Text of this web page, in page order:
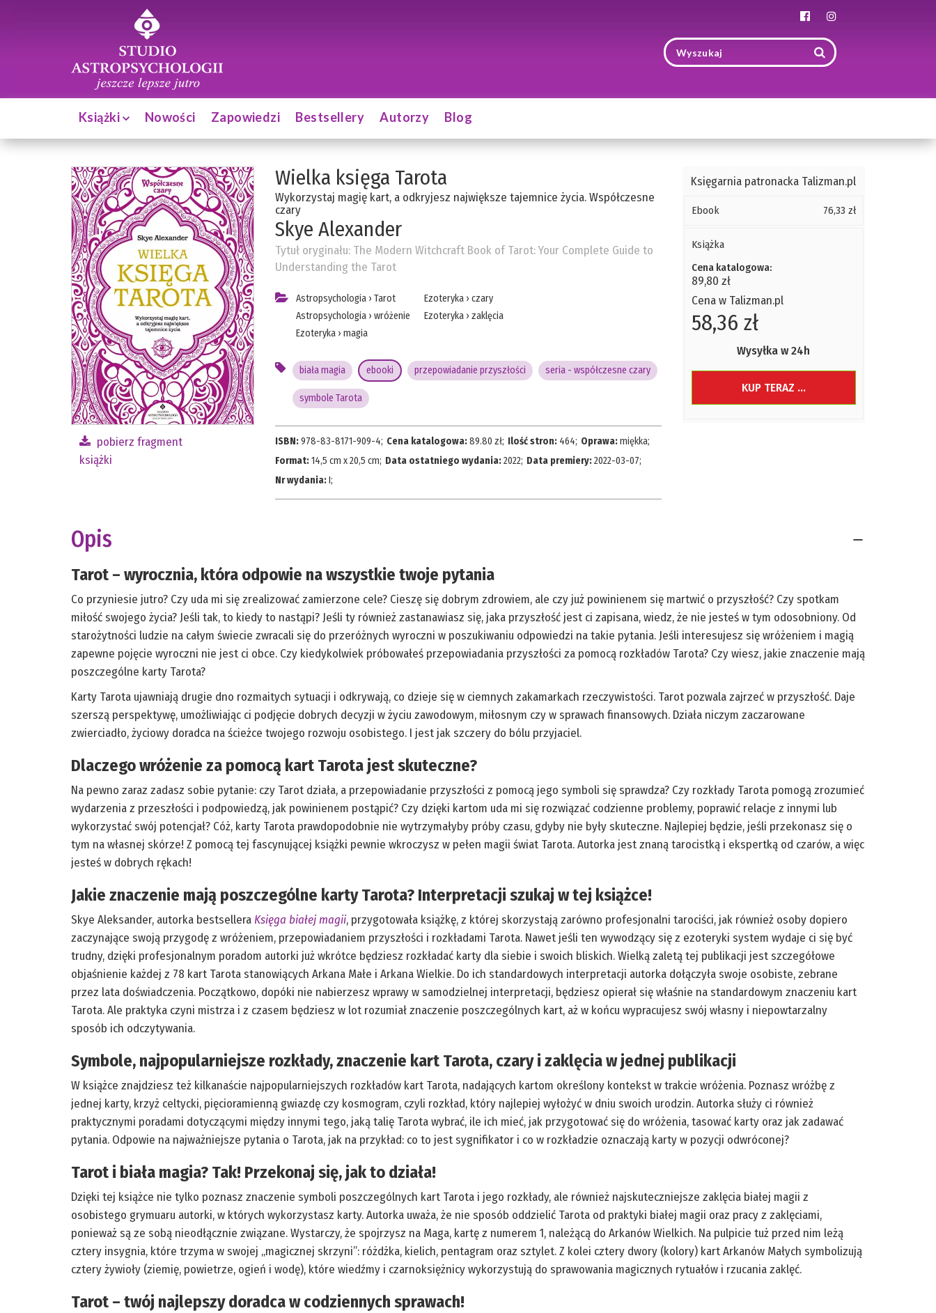
Książki Nowości Zapowiedzi Bestsellery Autorzy Blog
pobierz fragment
książki
Wielka księga Tarota
Wykorzystaj magię kart, a odkryjesz największe tajemnice życia. Współczesne
czary
Skye Alexander
Tytuł oryginału: The Modern Witchcraft Book of Tarot: Your Complete Guide to
Understanding the Tarot
Astropsychologia› Tarot
Astropsychologia› wróżenie
Ezoteryka› magia
Ezoteryka› czary
Ezoteryka› zaklęcia
biała magia ebooki przepowiadanie przyszłości seria - współczesne czary
symbole Tarota
ISBN:978-83-8171-909-4; Cena katalogowa:89.80 zł; Ilość stron: 464; Oprawa:miękka;
Format: 14,5 cm x 20,5 cm; Data ostatniego wydania:2022; Data premiery:2022-03-07;
Nr wydania:I;
Księgarnia patronacka Talizman.pl
Ebook 76,33 zł
Książka
Cena katalogowa:
89,80 zł
Cena w Talizman.pl
58,36 zł
Wysyłka w 24h
KUP TERAZ ...
Opis
Tarot – wyrocznia, która odpowie na wszystkie twoje pytania
Co przyniesie jutro? Czy uda mi się zrealizować zamierzone cele? Cieszę się dobrym zdrowiem, ale czy już powinienem się martwić o przyszłość? Czy spotkam
miłość swojego życia? Jeśli tak, to kiedy to nastąpi? Jeśli ty również zastanawiasz się, jaka przyszłość jest ci zapisana, wiedz, że nie jesteś w tym odosobniony. Od
starożytności ludzie na całym świecie zwracali się do przeróżnych wyroczni w poszukiwaniu odpowiedzi na takie pytania. Jeśli interesujesz się wróżeniem i magią
zapewne pojęcie wyroczni nie jest ci obce. Czy kiedykolwiek próbowałeś przepowiadania przyszłości za pomocą rozkładów Tarota? Czy wiesz, jakie znaczenie mają
poszczególne karty Tarota?
Karty Tarota ujawniają drugie dno rozmaitych sytuacji i odkrywają, co dzieje się w ciemnych zakamarkach rzeczywistości. Tarot pozwala zajrzeć w przyszłość. Daje
szerszą perspektywę, umożliwiając ci podjęcie dobrych decyzji w życiu zawodowym, miłosnym czy w sprawach finansowych. Działa niczym zaczarowane
zwierciadło, życiowy doradca na ścieżce twojego rozwoju osobistego. I jest jak szczery do bólu przyjaciel.
Dlaczego wróżenie za pomocą kart Tarota jest skuteczne?
Na pewno zaraz zadasz sobie pytanie: czy Tarot działa, a przepowiadanie przyszłości z pomocą jego symboli się sprawdza? Czy rozkłady Tarota pomogą zrozumieć
wydarzenia z przeszłości i podpowiedzą, jak powinienem postąpić? Czy dzięki kartom uda mi się rozwiązać codzienne problemy, poprawić relacje z innymi lub
wykorzystać swój potencjał? Cóż, karty Tarota prawdopodobnie nie wytrzymałyby próby czasu, gdyby nie były skuteczne. Najlepiej będzie, jeśli przekonasz się o
tym na własnej skórze! Z pomocą tej fascynującej książki pewnie wkroczysz w pełen magii świat Tarota. Autorka jest znaną tarocistką i ekspertką od czarów, a więc
jesteś w dobrych rękach!
Jakie znaczenie mają poszczególne karty Tarota? Interpretacji szukaj w tej książce!
Skye Aleksander, autorka bestsellera Księga białej magii, przygotowała książkę, z której skorzystają zarówno profesjonalni tarociści, jak również osoby dopiero
zaczynające swoją przygodę z wróżeniem, przepowiadaniem przyszłości i rozkładami Tarota. Nawet jeśli ten wywodzący się z ezoteryki system wydaje ci się być
trudny, dzięki profesjonalnym poradom autorki już wkrótce będziesz rozkładać karty dla siebie i swoich bliskich. Wielką zaletą tej publikacji jest szczegółowe
objaśnienie każdej z 78 kart Tarota stanowiących Arkana Małe i Arkana Wielkie. Do ich standardowych interpretacji autorka dołączyła swoje osobiste, zebrane
przez lata doświadczenia. Początkowo, dopóki nie nabierzesz wprawy w samodzielnej interpretacji, będziesz opierał się właśnie na standardowym znaczeniu kart
Tarota. Ale praktyka czyni mistrza i z czasem będziesz w lot rozumiał znaczenie poszczególnych kart, aż w końcu wypracujesz swój własny i niepowtarzalny
sposób ich odczytywania.
Symbole, najpopularniejsze rozkłady, znaczenie kart Tarota, czary i zaklęcia w jednej publikacji
W książce znajdziesz też kilkanaście najpopularniejszych rozkładów kart Tarota, nadających kartom określony kontekst w trakcie wróżenia. Poznasz wróżbę z
jednej karty, krzyż celtycki, pięcioramienną gwiazdę czy kosmogram, czyli rozkład, który najlepiej wyłożyć w dniu swoich urodzin. Autorka służy ci również
praktycznymi poradami dotyczącymi między innymi tego, jaką talię Tarota wybrać, ile ich mieć, jak przygotować się do wróżenia, tasować karty oraz jak zadawać
pytania. Odpowie na najważniejsze pytania o Tarota, jak na przykład: co to jest sygnifikator i co w rozkładzie oznaczają karty w pozycji odwróconej?
Tarot i biała magia? Tak! Przekonaj się, jak to działa!
Dzięki tej książce nie tylko poznasz znaczenie symboli poszczególnych kart Tarota i jego rozkłady, ale również najskuteczniejsze zaklęcia białej magii z
osobistego grymuaru autorki, w których wykorzystasz karty. Autorka uważa, że nie sposób oddzielić Tarota od praktyki białej magii oraz pracy z zaklęciami,
ponieważ są ze sobą nieodłącznie związane. Wystarczy, że spojrzysz na Maga, kartę z numerem 1, należącą do Arkanów Wielkich. Na pulpicie tuż przed nim leżą
cztery insygnia, które trzyma w swojej „magicznej skrzyni”: różdżka, kielich, pentagram oraz sztylet. Z kolei cztery dwory (kolory) kart Arkanów Małych symbolizują
cztery żywioły (ziemię, powietrze, ogień i wodę), które wiedźmy i czarnoksiężnicy wykorzystują do sprawowania magicznych rytuałów i rzucania zaklęć.
Tarot – twój najlepszy doradca w codziennych sprawach!